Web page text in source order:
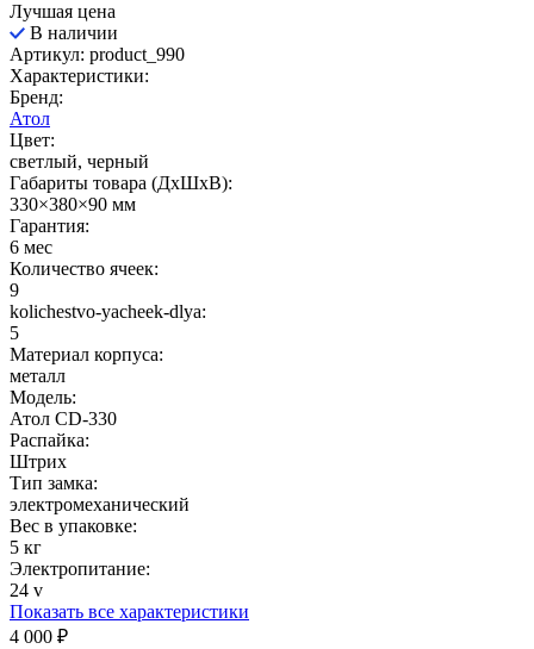
Лучшая цена
В наличии
Артикул: product_990
Характеристики:
Бренд:
Атол
Цвет:
светлый, черный
Габариты товара (ДxШxВ):
330×380×90 мм
Гарантия:
6 мес
Количество ячеек:
9
kolichestvo-yacheek-dlya:
5
Материал корпуса:
металл
Модель:
Атол CD-330
Распайка:
Штрих
Тип замка:
электромеханический
Вес в упаковке:
5 кг
Электропитание:
24 v
Показать все характеристики
4 000 ₽